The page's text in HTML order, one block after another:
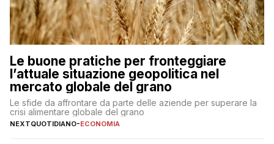
Le buone pratiche per fronteggiare
l’attuale situazione geopolitica nel
mercato globale del grano
Le sfide da affrontare da parte delle aziende per superare la
crisi alimentare globale del grano
NEXTQUOTIDIANO-ECONOMIA